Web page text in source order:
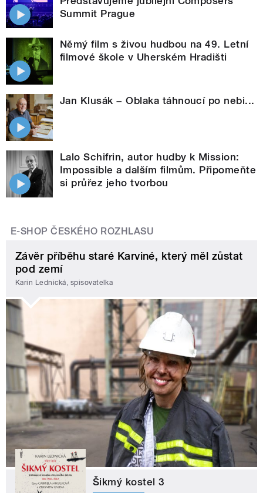
Summit Prague
Němý film s živou hudbou na 49. Letní
filmové škole v Uherském Hradišti
Jan Klusák − Oblaka táhnoucí po nebi...
Lalo Schifrin, autor hudby k Mission:
Impossible a dalším filmům. Připomeňte
si průřez jeho tvorbou
E-SHOP ČESKÉHO ROZHLASU
Závěr příběhu staré Karviné, který měl zůstat
pod zemí
Karin Lednická, spisovatelka
Šikmý kostel 3